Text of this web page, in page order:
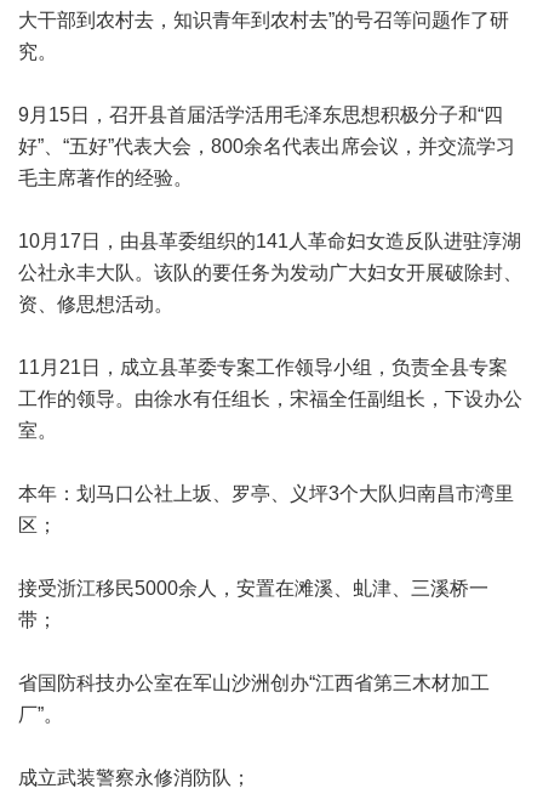
大干部到农村去，知识青年到农村去”的号召等问题作了研
究。
9月15日，召开县首届活学活用毛泽东思想积极分子和“四
好”、“五好”代表大会，800余名代表出席会议，并交流学习
毛主席著作的经验。
10月17日，由县革委组织的141人革命妇女造反队进驻淳湖
公社永丰大队。该队的要任务为发动广大妇女开展破除封、
资、修思想活动。
11月21日，成立县革委专案工作领导小组，负责全县专案
工作的领导。由徐水有任组长，宋福全任副组长，下设办公
室。
本年：划马口公社上坂、罗亭、义坪3个大队归南昌市湾里
区；
接受浙江移民5000余人，安置在滩溪、虬津、三溪桥一
带；
省国防科技办公室在军山沙洲创办“江西省第三木材加工
厂”。
成立武装警察永修消防队；